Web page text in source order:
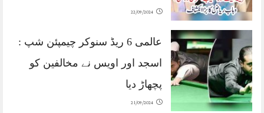
22/09/2024
عالمی 6 ریڈ سنوکر چیمپئن شپ :
اسجد اور اویس نے مخالفین کو
پچھاڑ دیا
21/09/2024